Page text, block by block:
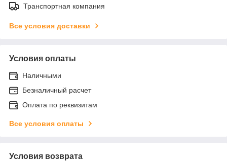
Транспортная компания
Все условия доставки
Условия оплаты
Наличными
Безналичный расчет
Оплата по реквизитам
Все условия оплаты
Условия возврата